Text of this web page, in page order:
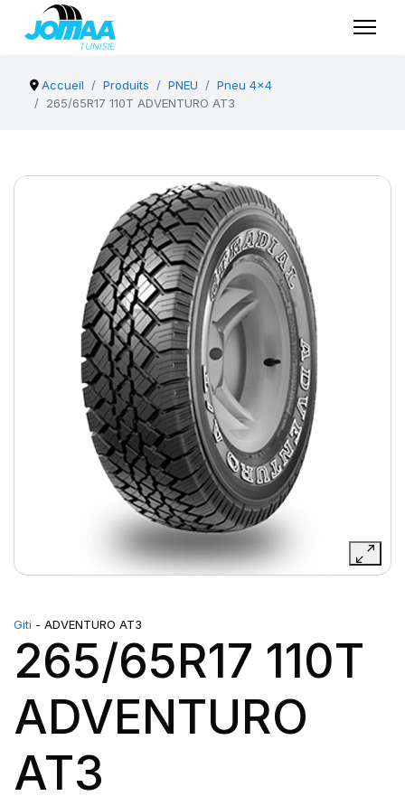
Accueil Produits PNEU
Pneu 4x4
265/65R17 110T ADVENTURO AT3
Giti - ADVENTURO AT3
265/65R17 110T
ADVENTURO
AT3